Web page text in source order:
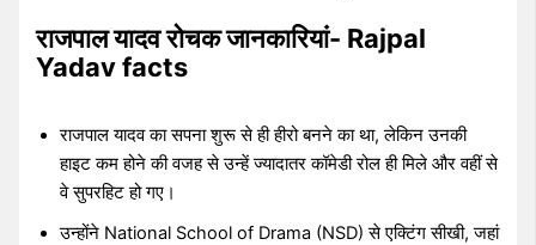
राजपाल यादव रोचक जानकारियां- Rajpal
Yadav facts
राजपाल यादव का सपना शुरू से ही हीरो बनने का था, लेकिन उनकी
हाइट कम होने की वजह से उन्हें ज्यादातर कॉमेडी रोल ही मिले और वहीं से
वे सुपरहिट हो गए।
उन्होंने National School of Drama (NSD) से एक्टिंग सीखी, जहां